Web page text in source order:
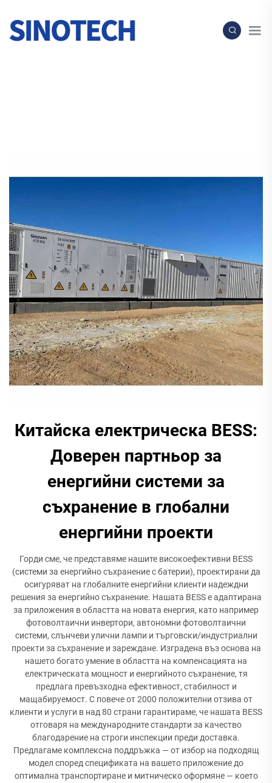
Китайска електрическа BESS:
Доверен партньор за
енергийни системи за
съхранение в глобални
енергийни проекти
Горди сме, че представяме нашите високоефективни BESS
(системи за енергийно съхранение с батерии), проектирани да
осигуряват на глобалните енергийни клиенти надеждни
решения за енергийно съхранение. Нашата BESS е адаптирана
за приложения в областта на новата енергия, като например
фотоволтаични инвертори, автономни фотоволтаични
системи, слънчеви улични лампи и търговски/индустриални
проекти за съхранение и зареждане. Изградена въз основа на
нашето богато умение в областта на компенсацията на
електрическата мощност и енергийното съхранение, тя
предлага превъзходна ефективност, стабилност и
мащабируемост. С повече от 2000 положителни отзива от
клиенти и услуги в над 80 страни гарантираме, че нашата BESS
отговаря на международните стандарти за качество
благодарение на строги инспекции преди доставка.
Предлагаме комплексна поддръжка — от избор на подходящ
модел според спецификата на вашето приложение до
оптимална транспортиране и митническо оформяне — което